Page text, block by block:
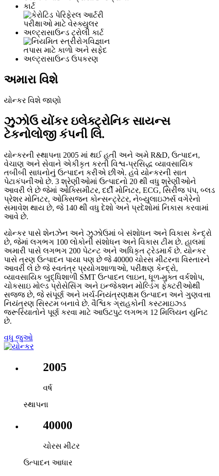
અમારા વિશે
યોન્કર વિશે જાણો
ઝુઝોઉ યોંકર ઇલેક્ટ્રોનિક સાયન્સ
ટેકનોલોજી કંપની લિ.
યોન્કરની સ્થાપના 2005 માં થઈ હતી અને અમે R&D, ઉત્પાદન,
વેચાણ અને સેવાને એકીકૃત કરતી વિશ્વ-પ્રસિદ્ધ વ્યાવસાયિક
તબીબી સાધનોનું ઉત્પાદન કરીએ છીએ. હવે યોન્કરની સાત
પેટાકંપનીઓ છે. 3 શ્રેણીઓમાં ઉત્પાદનો 20 થી વધુ શ્રેણીઓને
આવરી લે છે જેમાં ઓક્સિમીટર, દર્દી મોનિટર, ECG, સિરીંજ પંપ, બ્લડ
પ્રેશર મોનિટર, ઓક્સિજન કોન્સન્ટ્રેટર, નેબ્યુલાઇઝર્સ વગેરેનો
સમાવેશ થાય છે, જે 140 થી વધુ દેશો અને પ્રદેશોમાં નિકાસ કરવામાં
આવે છે.
યોન્કર પાસે શેનઝેન અને ઝુઝોઉમાં બે સંશોધન અને વિકાસ કેન્દ્રો
છે, જેમાં લગભગ 100 લોકોની સંશોધન અને વિકાસ ટીમ છે. હાલમાં
અમારી પાસે લગભગ 200 પેટન્ટ અને અધિકૃત ટ્રેડમાર્ક છે. યોન્કર
પાસે ત્રણ ઉત્પાદન પાયા પણ છે જે 40000 ચોરસ મીટરના વિસ્તારને
આવરી લે છે જે સ્વતંત્ર પ્રયોગશાળાઓ, પરીક્ષણ કેન્દ્રો,
વ્યાવસાયિક બુદ્ધિશાળી SMT ઉત્પાદન લાઇન, ધૂળ-મુક્ત વર્કશોપ,
ચોકસાઇ મોલ્ડ પ્રોસેસિંગ અને ઇન્જેક્શન મોલ્ડિંગ ફેક્ટરીઓથી
સજ્જ છે, જે સંપૂર્ણ અને ખર્ચ-નિયંત્રણક્ષમ ઉત્પાદન અને ગુણવત્તા
નિયંત્રણ સિસ્ટમ બનાવે છે. વૈશ્વિક ગ્રાહકોની કસ્ટમાઇઝ્ડ
જરૂરિયાતોને પૂર્ણ કરવા માટે આઉટપુટ લગભગ 12 મિલિયન યુનિટ
છે.
વધુ જુઓ
2005
વર્ષ
સ્થાપના
40000
ચોરસ મીટર
ઉત્પાદન આધાર